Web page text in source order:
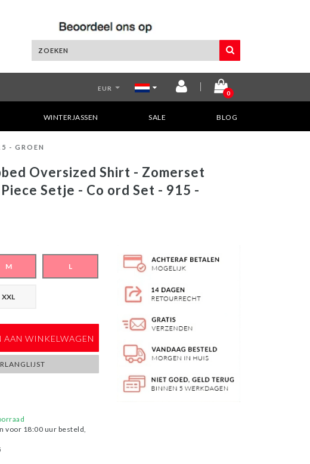
EUR
0
WINTERJASSEN SALE BLOG
- GROEN
Oversized Shirt - Zomerset
Setje - Co ord Set - 915 -
M L
XXL
AAN WINKELWAGEN
voor 18:00 uur besteld,